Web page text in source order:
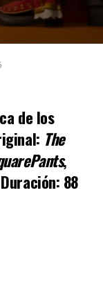
de los
The
,
88